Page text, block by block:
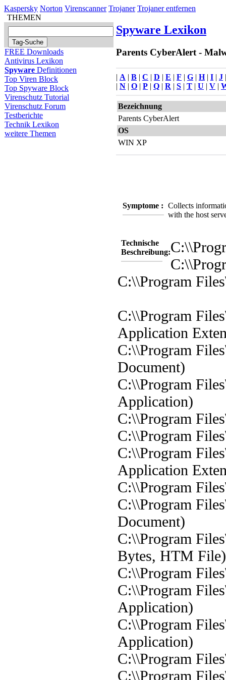
Kaspersky Norton Virenscanner Trojaner Trojaner entfernen
THEMEN
FREE Downloads
Antivirus Lexikon
Spyware Definitionen
Top Viren Block
Top Spyware Block
Virenschutz Tutorial
Virenschutz Forum
Testberichte
Technik Lexikon
weitere Themen
Spyware Lexikon
Parents CyberAlert -
| A | B | C | D | E | F | G | H| I | J
| N | O | P | Q | R | S | T | U | V |
Bezeichnung
Parents CyberAlert
OS
WIN XP
Symptome : Collects
with the host
Technische
Beschreibung:
C:\\Program
C:\\Program
Application
C:\\Program
Document)
C:\\Program
Application)
C:\\Program
C:\\Program
C:\\Program
Application
C:\\Program
C:\\Program
Document)
C:\\Program
Bytes, HTM File)
C:\\Program
C:\\Program
Application)
C:\\Program
Application)
C:\\Program
C:\\Program